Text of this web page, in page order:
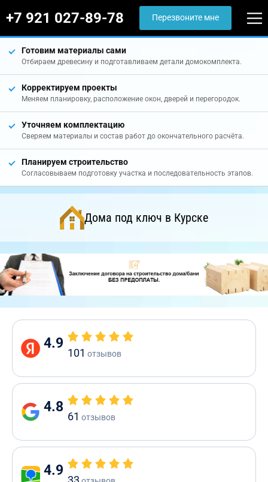
+7 921 027-89-78 Перезвоните мне
Готовим материалы сами
Отбираем древесину и подготавливаем детали домокомплекта.
Корректируем проекты
Меняем планировку, расположение окон, дверей и перегородок.
Уточняем комплектацию
Сверяем материалы и состав работ до окончательного расчёта.
Планируем строительство
Согласовываем подготовку участка и последовательность этапов.
Дома под ключ в Курске
4.9
101 отзывов
4.8
61 отзывов
4.9